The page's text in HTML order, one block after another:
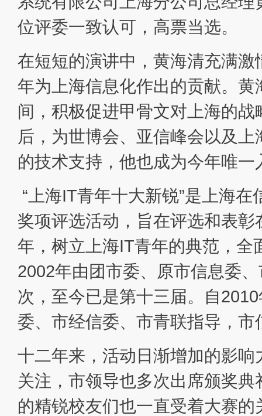
位评委一致认可，高票当选。
在短短的演讲中，黄海清充满
年为上海信息化作出的贡献。
间，积极促进甲骨文对上海的
后，为世博会、亚信峰会以及
的技术支持，他也成为今年唯
“上海IT青年十大新锐”是上海
奖项评选活动，旨在评选和表
年，树立上海IT青年的典范，
2002年由团市委、原市信息委
次，至今已是第十三届。自
委、市经信委、市青联指导，
十二年来，活动日渐增加的影
关注，市领导也多次出席颁奖
的精锐校友们也一直受着大赛